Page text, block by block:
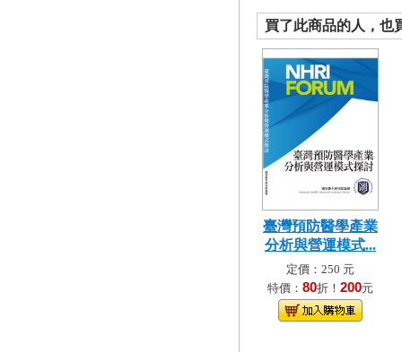
買了此商品的人，也
臺灣預防醫學產業
分析與營運模式...
定價：250 元
特價： 80折！ 200元